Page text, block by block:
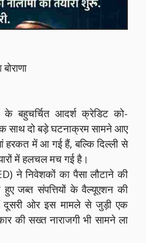
बहुचर्चित आदर्श क्रेडिट को-
साथ दो बड़े घटनाक्रम सामने आए
हरकत में आ गई हैं, बल्कि दिल्ली से
में हलचल मच गई है।
ने निवेशकों का पैसा लौटाने की
हुए जब्त संपत्तियों के वैल्यूएशन की
दूसरी ओर इस मामले से जुड़ी एक
की सख्त नाराजगी भी सामने ला